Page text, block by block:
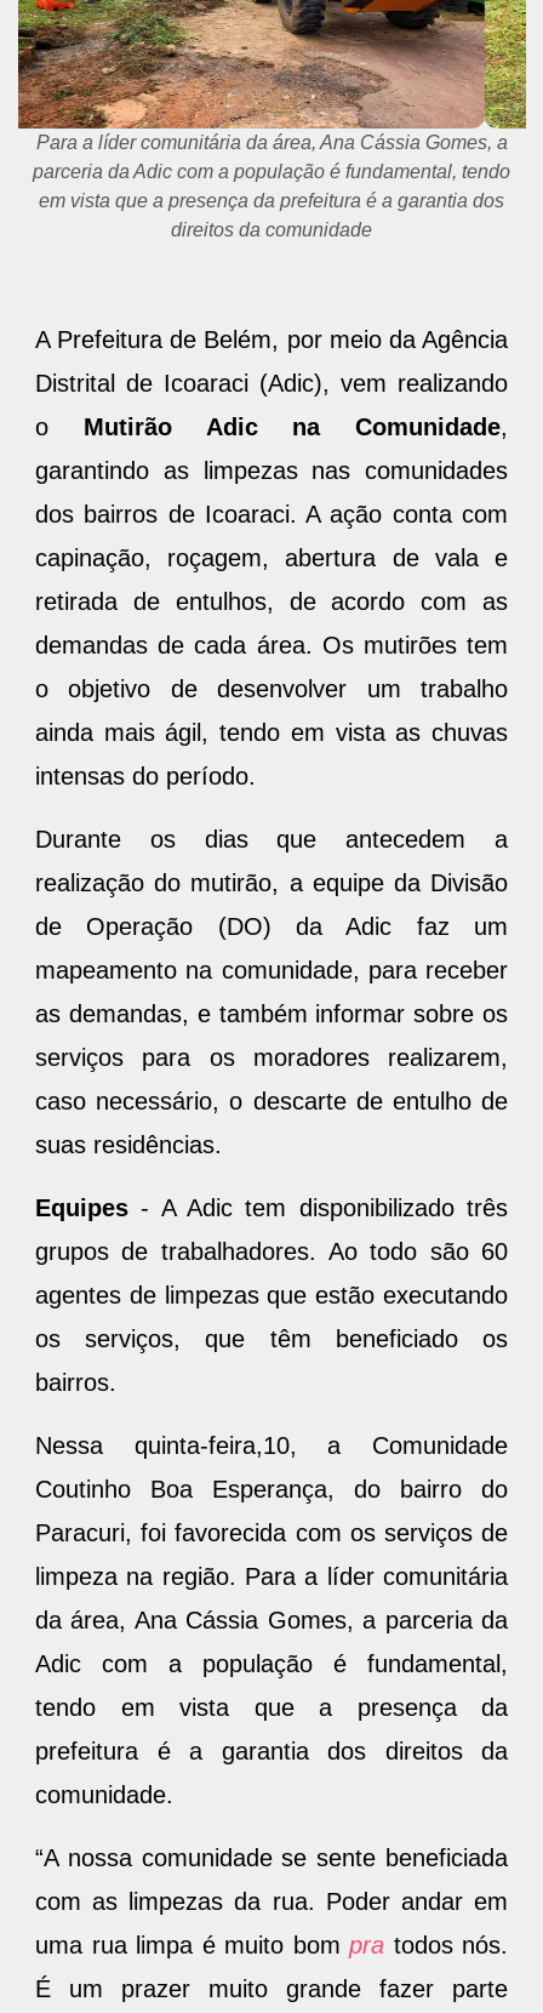
Para a líder comunitária da área, Ana Cássia Gomes, a
parceria da Adic com a população é fundamental, tendo
em vista que a presença da prefeitura é a garantia dos
direitos da comunidade
A Prefeitura de Belém, por meio da Agência
Distrital de Icoaraci (Adic), vem realizando
o Mutirão Adic na Comunidade,
garantindo as limpezas nas comunidades
dos bairros de Icoaraci. A ação conta com
capinação, roçagem, abertura de vala e
retirada de entulhos, de acordo com as
demandas de cada área. Os mutirões tem
o objetivo de desenvolver um trabalho
ainda mais ágil, tendo em vista as chuvas
intensas do período.
Durante os dias que antecedem a
realização do mutirão, a equipe da Divisão
de Operação (DO) da Adic faz um
mapeamento na comunidade, para receber
as demandas, e também informar sobre os
serviços para os moradores realizarem,
caso necessário, o descarte de entulho de
suas residências.
Equipes - A Adic tem disponibilizado três
grupos de trabalhadores. Ao todo são 60
agentes de limpezas que estão executando
os serviços, que têm beneficiado os
bairros.
Nessa quinta-feira,10, a Comunidade
Coutinho Boa Esperança, do bairro do
Paracuri, foi favorecida com os serviços de
limpeza na região. Para a líder comunitária
da área, Ana Cássia Gomes, a parceria da
Adic com a população é fundamental,
tendo em vista que a presença da
prefeitura é a garantia dos direitos da
comunidade.
“A nossa comunidade se sente beneficiada
com as limpezas da rua. Poder andar em
uma rua limpa é muito bom pra todos nós.
É um prazer muito grande fazer parte